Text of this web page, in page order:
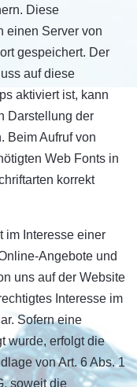
Diese
einen Server von
gespeichert. Der
auf diese
aktiviert ist, kann
Darstellung der
Beim Aufruf von
Web Fonts in
korrekt
im Interesse einer
Angebote und
uns auf der Website
Interesse im
Sofern eine
wurde, erfolgt die
von Art. 6 Abs. 1
soweit die